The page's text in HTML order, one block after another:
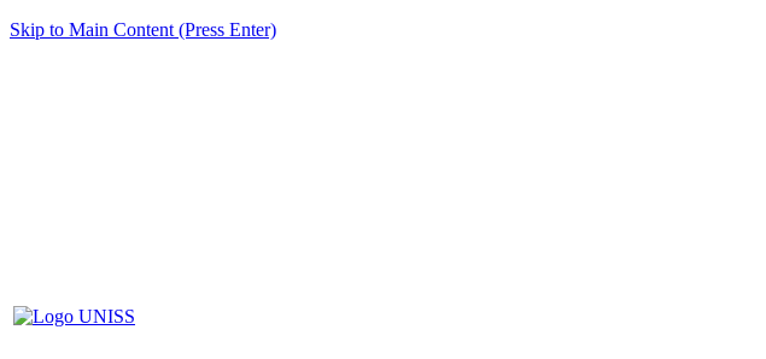
Skip to Main Content (Press Enter)